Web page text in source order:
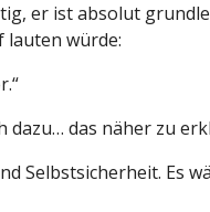
er ist absolut
lauten würde:
dazu… das näher zu
Selbstsicherheit. Es